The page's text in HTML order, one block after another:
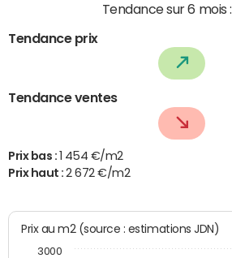
Tendance sur 6 mois :
Tendance prix
Tendance ventes
Prix bas :
1 454 €/m2
Prix haut :2 672 €/m2
Prix au m2 (source : estimations JDN)
3000